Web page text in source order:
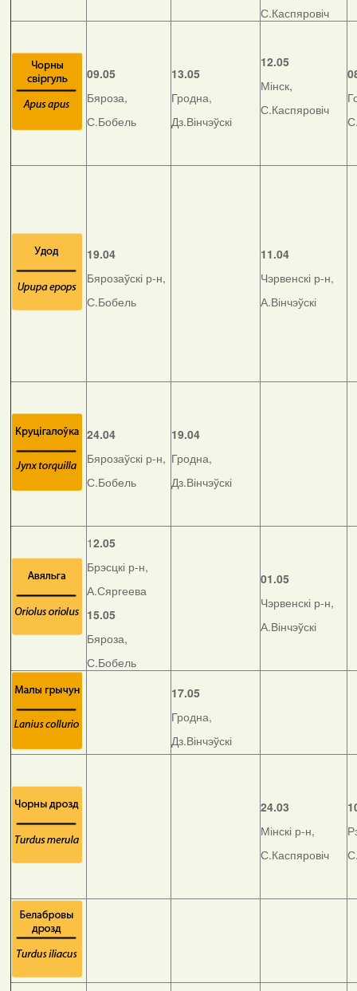
С.Каспяровіч
09.05
Бяроза,
С.Бобель
13.05
Гродна,
Дз.Вінчэўскі
12.05
Мінск,
С.Каспяровіч
19.04
Бярозаўскі р-н,
С.Бобель
11.04
Чэрвенскі р-н,
А.Вінчэўскі
24.04
Бярозаўскі р-н,
С.Бобель
19.04
Гродна,
Дз.Вінчэўскі
12.05
Брэсцкі р-н,
А.Сяргеева
15.05
Бяроза,
С.Бобель
01.05
Чэрвенскі р-н,
А.Вінчэўскі
17.05
Гродна,
Дз.Вінчэўскі
24.03
Мінскі р-н,
С.Каспяровіч